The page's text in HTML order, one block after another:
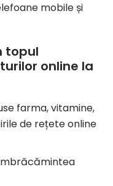
mobile și
topul
online la
farma, vitamine,
de rețete online